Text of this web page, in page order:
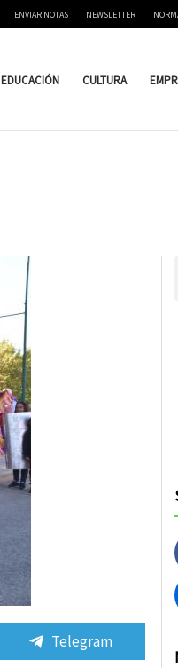
ENVIAR NOTAS NEWSLETTER
EDUCACIÓN CULTURA
en
Telegram
en